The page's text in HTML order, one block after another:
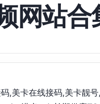
网站合
,美卡在线接码,美卡靓